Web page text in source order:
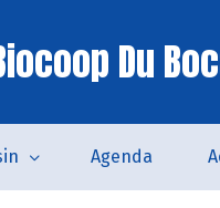
Du
Agenda